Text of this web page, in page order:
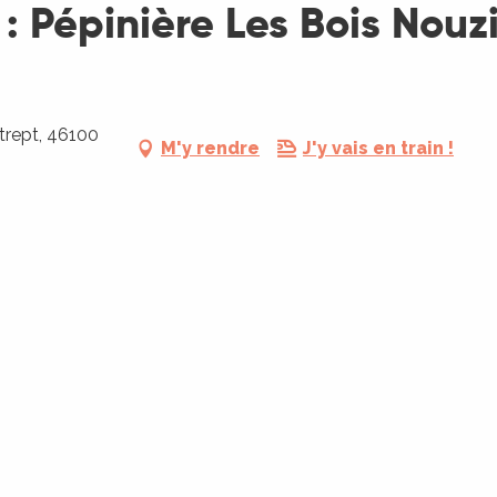
Pépinière Les Bois
46100
M'y rendre J'y vais en train !